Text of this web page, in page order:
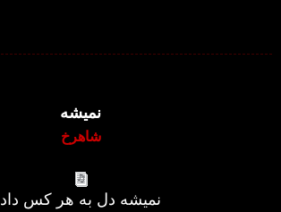
نمیشه
شاهرخ
نمیشه دل به هر کس داد